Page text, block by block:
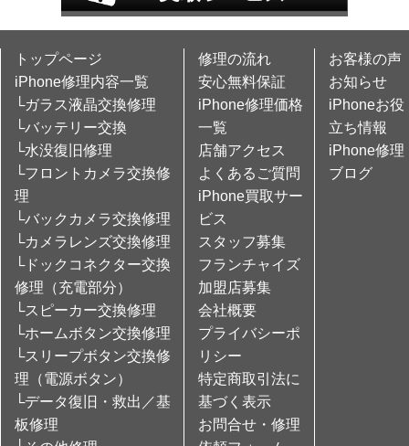
トップページ
iPhone修理内容一覧
└ガラス液晶交換修理
└バッテリー交換
└水没復旧修理
└フロントカメラ交換修
理
└バックカメラ交換修理
└カメラレンズ交換修理
└ドックコネクター交換
修理（充電部分）
└スピーカー交換修理
└ホームボタン交換修理
└スリープボタン交換修
理（電源ボタン）
└データ復旧・救出／基
板修理
修理の流れ
安心無料保証
iPhone修理価格
一覧
店舗アクセス
よくあるご質問
iPhone買取サー
ビス
スタッフ募集
フランチャイズ
加盟店募集
会社概要
プライバシーポ
リシー
特定商取引法に
基づく表示
お問合せ・修理
お客様の声
お知らせ
iPhoneお役
立ち情報
iPhone修理
ブログ